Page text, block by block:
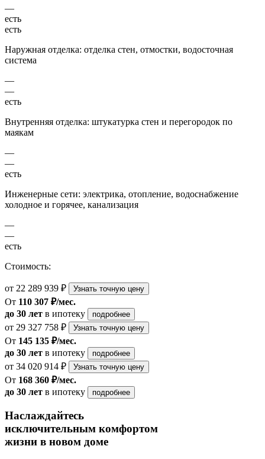
—
есть
есть
Наружная отделка: отделка стен, отмостки, водосточная
система
—
—
есть
Внутренняя отделка: штукатурка стен и перегородок по
маякам
—
—
есть
Инженерные сети: электрика, отопление, водоснабжение
холодное и горячее, канализация
—
—
есть
Стоимость:
от 22 289 939 ₽ Узнать точную цену
От 110 307 ₽/мес.
до 30 лет в ипотеку подробнее
от 29 327 758 ₽ Узнать точную цену
От 145 135 ₽/мес.
до 30 лет в ипотеку подробнее
от 34 020 914 ₽ Узнать точную цену
От 168 360 ₽/мес.
до 30 лет в ипотеку подробнее
Наслаждайтесь
исключительным комфортом
жизни в новом доме